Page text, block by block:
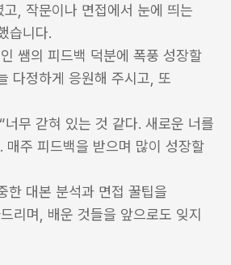
, 작문이나 면접에서 눈에 띄는
습니다.
쌤의 피드백 덕분에 폭풍 성장할
다정하게 응원해 주시고, 또
무 갇혀 있는 것 같다. 새로운 너를
매주 피드백을 받으며 많이 성장할
한 대본 분석과 면접 꿀팁을
리며, 배운 것들을 앞으로도 잊지